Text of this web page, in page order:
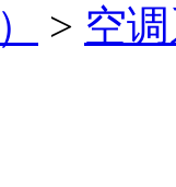
> 空